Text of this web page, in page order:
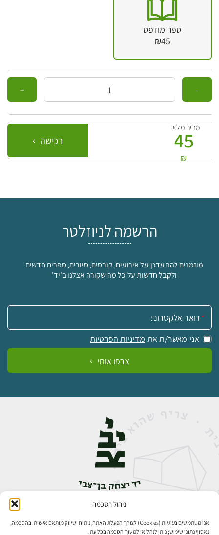
ניהול הסכמה
אנו משתמשים בעוגיות (Cookies) לצורך הפעלת האתר, ניתוח ושיווק מותאם אישית. בהסכמה,
נאסוף נתוני שימוש; ניתן לנהל או למשוך הסכמה בכל עת.
ספר מודפס
₪45
כמות
מחיר מלא:
45
₪
רכישה
הרשמה לניוזלטר
מוזמנים להתעדכן על אירועים, קורסים, סיורים, ספרים חדשים
ולקבל חדשות על כל מה שקורה אצלנו ב'יד'
אימייל:
אני מאשר/ת את מדיניות הפרטיות
צרפו אותי
אבן גבירול 14, רחביה, ירושלים